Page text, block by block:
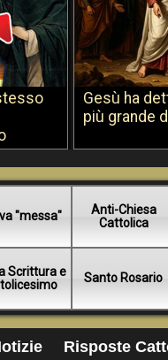
Gesù ha
più grande
"messa"
Anti-Chiesa
Cattolica
Scrittura e
Santo Rosario
Risposte